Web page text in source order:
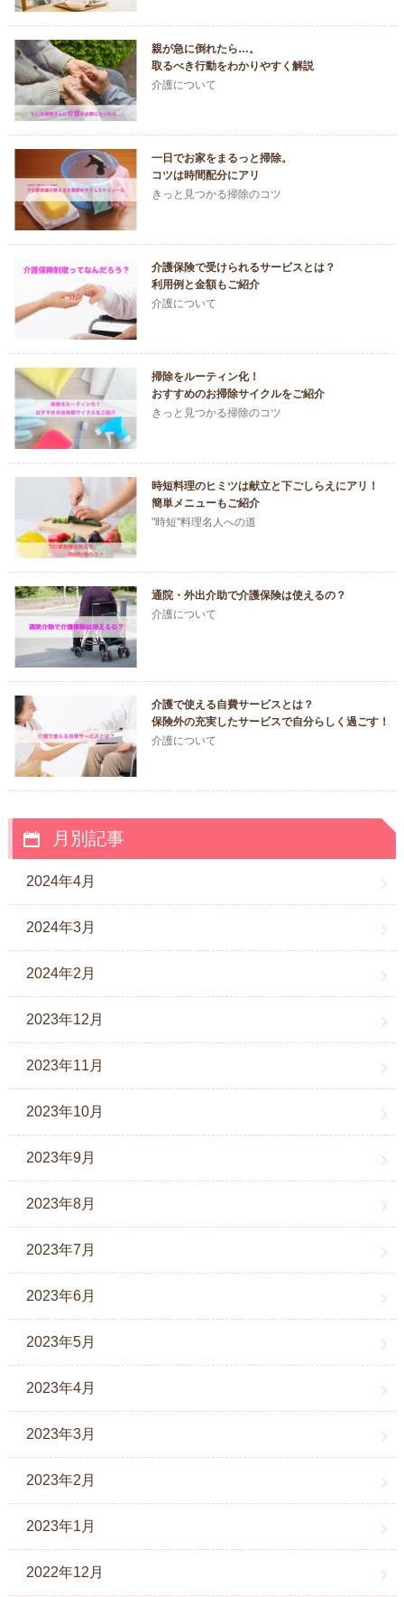
親が急に倒れたら…。
取るべき行動をわかりやすく解説
介護について
一日でお家をまるっと掃除。
コツは時間配分にアリ
きっと見つかる掃除のコツ
介護保険で受けられるサービスとは？
利用例と金額もご紹介
介護について
掃除をルーティン化！
おすすめのお掃除サイクルをご紹介
きっと見つかる掃除のコツ
時短料理のヒミツは献立と下ごしらえにアリ！
簡単メニューもご紹介
"時短"料理名人への道
通院・外出介助で介護保険は使えるの？
介護について
介護で使える自費サービスとは？
保険外の充実したサービスで自分らしく過ごす！
介護について
月別記事
2024年4月
2024年3月
2024年2月
2023年12月
2023年11月
2023年10月
2023年9月
2023年8月
2023年7月
2023年6月
2023年5月
2023年4月
2023年3月
2023年2月
2023年1月
2022年12月